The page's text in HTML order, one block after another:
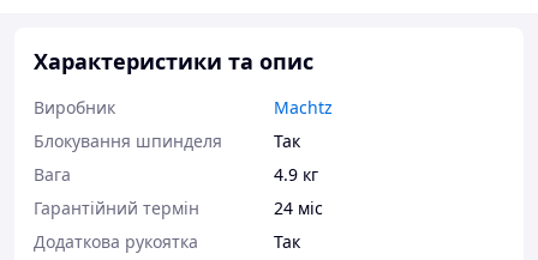
Характеристики та опис
Виробник
Machtz
Блокування шпинделя
Так
Вага
4.9 кг
Гарантійний термін
24 міс
Додаткова рукоятка
Так